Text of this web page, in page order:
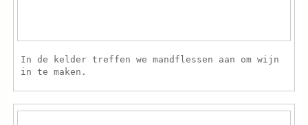
In de kelder treffen we mandflessen aan om wijn
in te maken.